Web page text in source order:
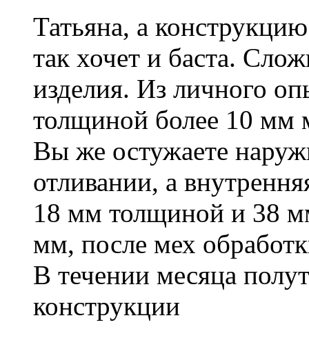
Татьяна, а
так хочет и баста.
изделия. Из личного
толщиной более 10 мм
Вы же остужаете
отливании, а
18 мм толщиной и 38
мм, после мех
В течении месяца
конструкции